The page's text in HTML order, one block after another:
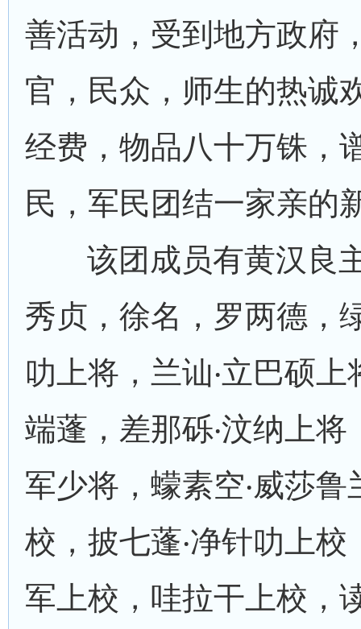
善活动，受到地方政府
官，民众，师生的热诚
经费，物品八十万铢，
民，军民团结一家亲的
该团成员有黄汉良
秀贞，徐名，罗两德，
叻上将，兰讪‧立巴硕
端蓬，差那砾‧汶纳上将
军少将，蠓素空‧威莎鲁
校，披七蓬‧净针叻上校
军上校，哇拉干上校，